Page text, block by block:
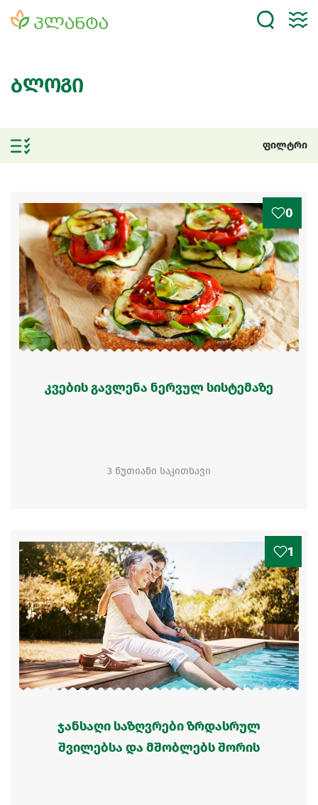
ბლოგი
ფილტრი
0
კვების გავლენა ნერვულ სისტემაზე
3 წუთიანი საკითხავი
1
ჯანსაღი საზღვრები ზრდასრულ
შვილებსა და მშობლებს შორის